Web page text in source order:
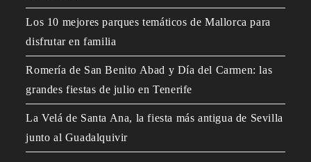
Los 10 mejores parques temáticos de Mallorca para
disfrutar en familia
Romería de San Benito Abad y Día del Carmen: las
grandes fiestas de julio en Tenerife
La Velá de Santa Ana, la fiesta más antigua de Sevilla
junto al Guadalquivir